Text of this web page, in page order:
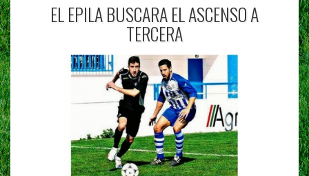
EL EPILA BUSCARA EL ASCENSO A
TERCERA